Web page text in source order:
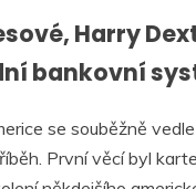
Harry
bankovní
se souběžně
První věcí byl